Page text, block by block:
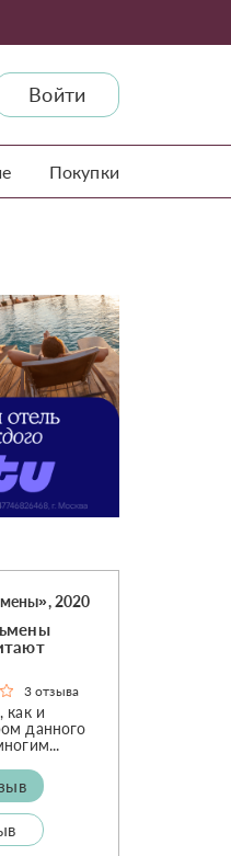
Войти
Покупки
2020
3 отзыва
как и
данного